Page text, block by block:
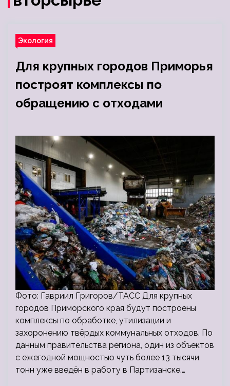
Экология
Для крупных городов Приморья
построят комплексы по
обращению с отходами
Фото: Гавриил Григоров/ТАСС Для крупных
городов Приморского края будут построены
комплексы по обработке, утилизации и
захоронению твёрдых коммунальных отходов. По
данным правительства региона, один из объектов
с ежегодной мощностью чуть более 13 тысячи
тонн уже введён в работу в Партизанске.…